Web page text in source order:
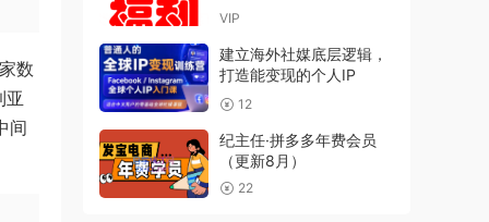
数
亚
间
VIP
建立海外社媒底层逻辑，
打造能变现的个人IP
12
纪主任·拼多多年费会员
（更新8月）
22